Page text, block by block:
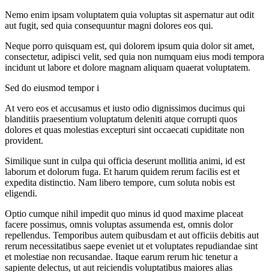
Nemo enim ipsam voluptatem quia voluptas sit aspernatur aut odit
aut fugit, sed quia consequuntur magni dolores eos qui.
Neque porro quisquam est, qui dolorem ipsum quia dolor sit amet,
consectetur, adipisci velit, sed quia non numquam eius modi tempora
incidunt ut labore et dolore magnam aliquam quaerat voluptatem.
Sed do eiusmod tempor i
At vero eos et accusamus et iusto odio dignissimos ducimus qui
blanditiis praesentium voluptatum deleniti atque corrupti quos
dolores et quas molestias excepturi sint occaecati cupiditate non
provident.
Similique sunt in culpa qui officia deserunt mollitia animi, id est
laborum et dolorum fuga. Et harum quidem rerum facilis est et
expedita distinctio. Nam libero tempore, cum soluta nobis est
eligendi.
Optio cumque nihil impedit quo minus id quod maxime placeat
facere possimus, omnis voluptas assumenda est, omnis dolor
repellendus. Temporibus autem quibusdam et aut officiis debitis aut
rerum necessitatibus saepe eveniet ut et voluptates repudiandae sint
et molestiae non recusandae. Itaque earum rerum hic tenetur a
sapiente delectus, ut aut reiciendis voluptatibus maiores alias